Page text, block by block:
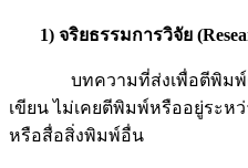
1) จริยธรรมการวิจัย
บทความที่ส่งเพื่อตีพิมพ์ต้อ
เขียน ไม่เคยตีพิมพ์หรืออยู่ระห
หรือสื่อสิ่งพิมพ์อื่น